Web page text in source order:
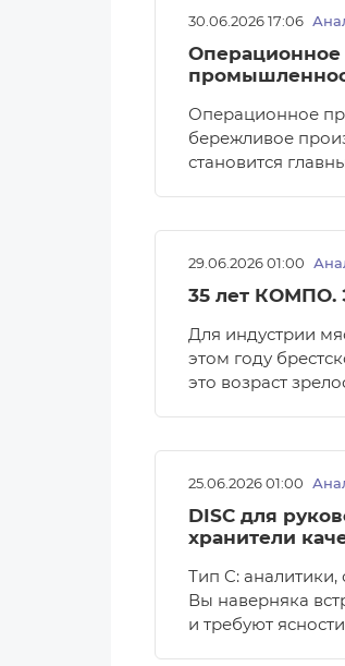
30.06.2026 17:06
Операционное
Операционное
бережливое
становится
29.06.2026 01:00
35 лет КОМПО.
Для индустрии
этом году
это возраст
25.06.2026 01:00
DISC для
хранители
Тип C: аналитики,
Вы наверняка
и требуют